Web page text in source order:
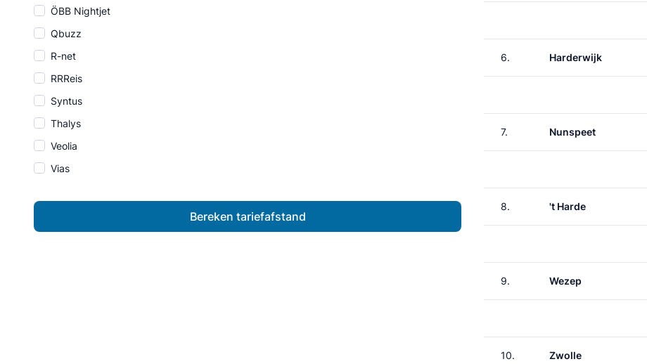
ÖBB Nightjet
Qbuzz
R-net
RRReis
Syntus
Thalys
Veolia
Vias
Bereken tariefafstand
6. Harderwijk
7. Nunspeet
8. 't Harde
9. Wezep
10. Zwolle